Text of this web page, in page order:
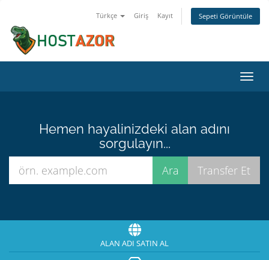
Türkçe Giriş Kayıt Sepeti Görüntüle
Hemen hayalinizdeki alan adını
sorgulayın...
ALAN ADI SATIN AL